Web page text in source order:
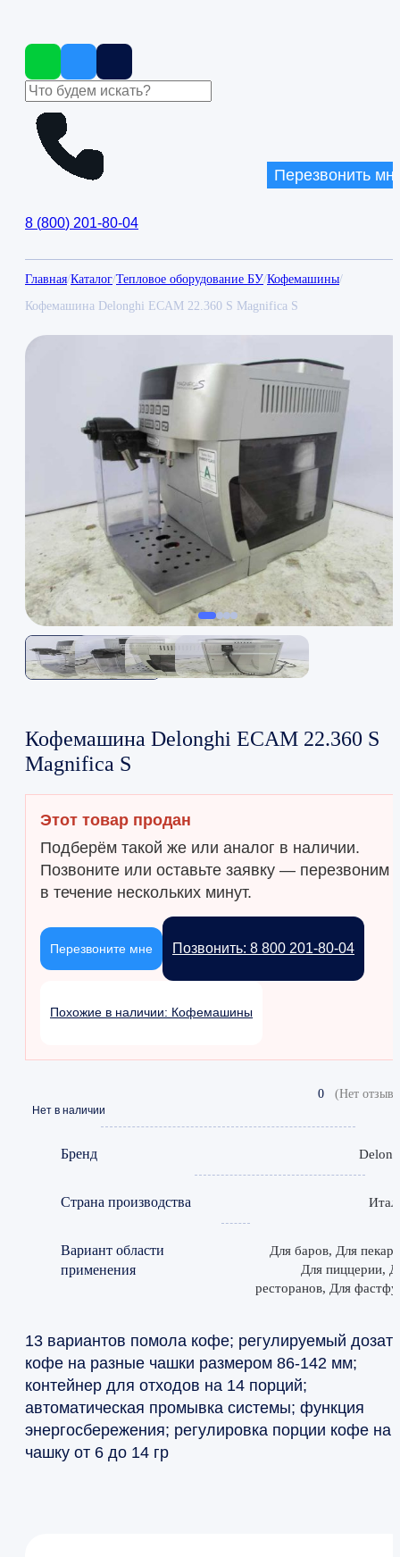
8 (800) 201-80-04
Перезвонить
Главная/Каталог/Тепловое оборудование БУ/Кофемашины/
Кофемашина Delonghi ECAM 22.360 S Magnifica S
Кофемашина Delonghi ECAM 22.360 S
Magnifica S
Этот товар продан
Подберём такой же или аналог в наличии.
Позвоните или оставьте заявку — перезвоним
в течение нескольких минут.
Позвонить: 8 800 201-80-04
Перезвоните мне
Похожие в наличии: Кофемашины
0 (Нет
Нет в наличии
Бренд
Страна производства
Вариант области
применения
Для баров, Для
Для пиццерии,
ресторанов, Для
13 вариантов помола кофе; регулируемый
кофе на разные чашки размером 86-142 мм;
контейнер для отходов на 14 порций;
автоматическая промывка системы; функция
энергосбережения; регулировка порции кофе на
чашку от 6 до 14 гр